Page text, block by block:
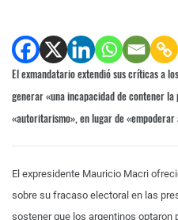
El exmandatario extendió sus críticas a
generar «una incapacidad de contener la
«autoritarismo», en lugar de
El expresidente Mauricio Macri
sobre su fracaso electoral en las
sostener que los argentinos optaron